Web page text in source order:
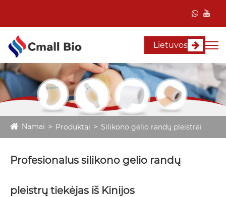
Lietuvos
Namai Produktai Silikono gelio randų pleistrai
Profesionalus silikono gelio randų
pleistrų tiekėjas iš Kinijos